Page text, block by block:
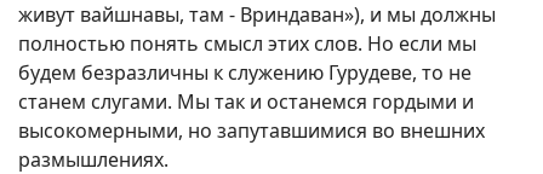
живут вайшнавы, там - Вриндаван»), и мы должны
полностью понять смысл этих слов. Но если мы
будем безразличны к служению Гурудеве, то не
станем слугами. Мы так и останемся гордыми и
высокомерными, но запутавшимися во внешних
размышлениях.